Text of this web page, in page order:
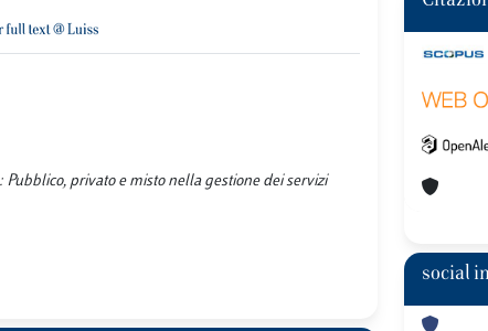
privato e misto nella gestione dei servizi
social